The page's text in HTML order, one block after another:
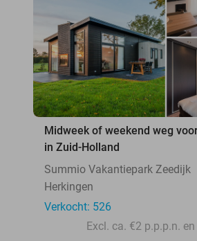
Midweek of weekend weg
in Zuid-Holland
Summio Vakantiepark Zeedijk
Herkingen
Verkocht: 526
Excl. ca. €2 p.p.p.n.